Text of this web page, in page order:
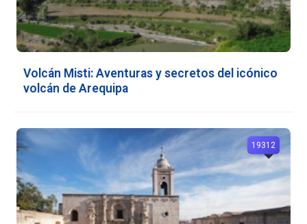
Volcán Misti: Aventuras y secretos del icónico
volcán de Arequipa
19312